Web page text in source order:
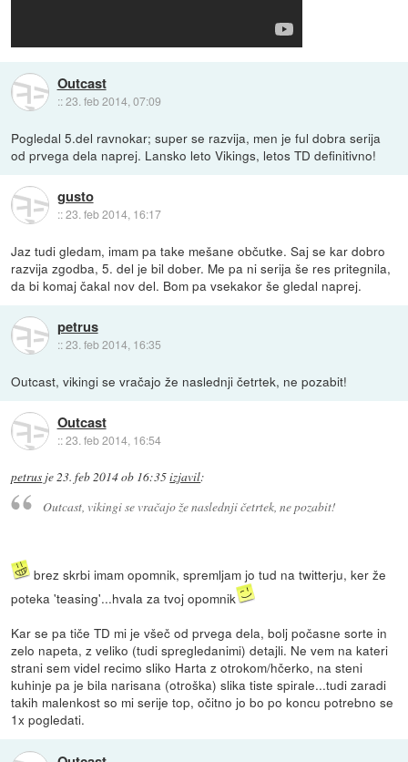
Outcast
::23. feb 2014, 07:09
Pogledal 5.del ravnokar; super se razvija, men je ful dobra serija
od prvega dela naprej. Lansko leto Vikings, letos TD definitivno!
gusto
::23. feb 2014, 16:17
Jaz tudi gledam, imam pa take mešane občutke. Saj se kar dobro
razvija zgodba, 5. del je bil dober. Me pa ni serija še res pritegnila,
da bi komaj čakal nov del. Bom pa vsekakor še gledal naprej.
petrus
::23. feb 2014, 16:35
Outcast, vikingi se vračajo že naslednji četrtek, ne pozabit!
Outcast
::23. feb 2014, 16:54
petrus je23. feb 2014 ob 16:35izjavil:
Outcast, vikingi se vračajo že naslednji četrtek, ne pozabit!
brez skrbi imam opomnik, spremljam jo tud na twitterju, ker že
poteka 'teasing'...hvala za tvoj opomnik
Kar se pa tiče TD mi je všeč od prvega dela, bolj počasne sorte in
zelo napeta, z veliko (tudi spregledanimi) detajli. Ne vem na kateri
strani sem videl recimo sliko Harta z otrokom/hčerko, na steni
kuhinje pa je bila narisana (otroška) slika tiste spirale...tudi zaradi
takih malenkost so mi serije top, očitno jo bo po koncu potrebno se
1x pogledati.